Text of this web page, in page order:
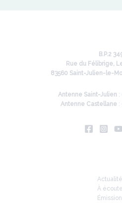
B.P.2
Rue du Félibrige,
83560 Saint-Julien-le-
Antenne Saint-Julien :
Antenne Castellane :
À